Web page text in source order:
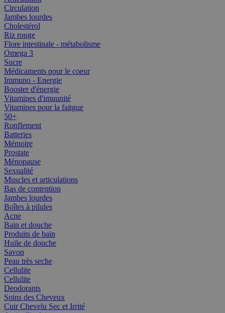
Circulation
Jambes lourdes
Cholestérol
Riz rouge
Flore intestinale - métabolisme
Omega 3
Sucre
Médicaments pour le coeur
Immuno - Energie
Booster d'énergie
Vitamines d'imuunité
Vitamines pour la faitgue
50+
Ronflement
Batteries
Mémoire
Prostate
Ménopause
Sexualité
Muscles et articulations
Bas de contention
Jambes lourdes
Boîtes à pilules
Acne
Bain et douche
Produits de bain
Huile de douche
Savon
Peau très seche
Cellulite
Cellulite
Deodorants
Soins des Cheveux
Cuir Chevelu Sec et Irrité